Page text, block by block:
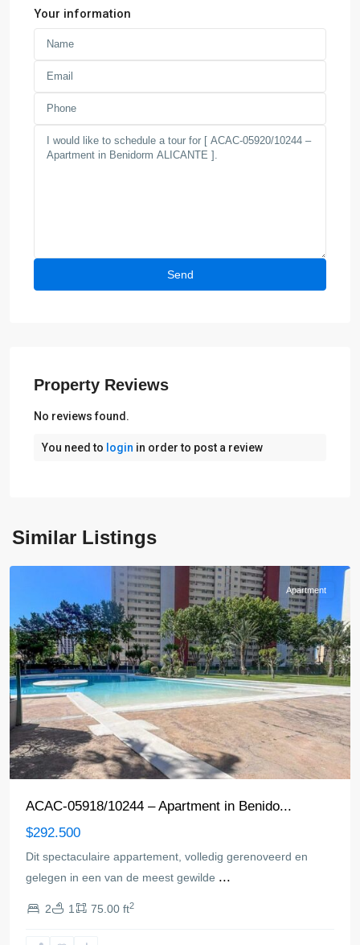
Your information
Property Reviews
No reviews found.
You need to login in order to post a review
Similar Listings
Benidorm
Apartment
ACAC-05918/10244 – Apartment in Benido...
$292.500
Dit spectaculaire appartement, volledig gerenoveerd en
gelegen in een van de meest gewilde ...
2 1 75.00 ft2